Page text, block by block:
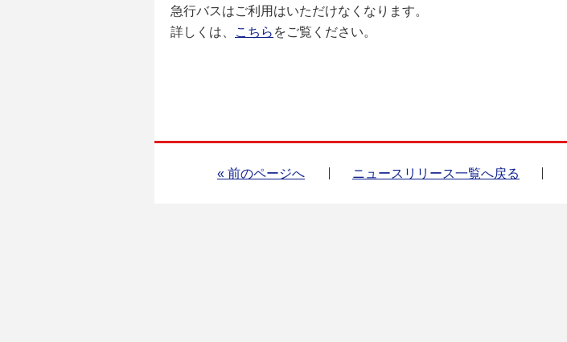
急行バスはご利用はいただけなくなります。
詳しくは、
こちら をご覧ください。
« 前のページへ ニュースリリース一覧へ戻る